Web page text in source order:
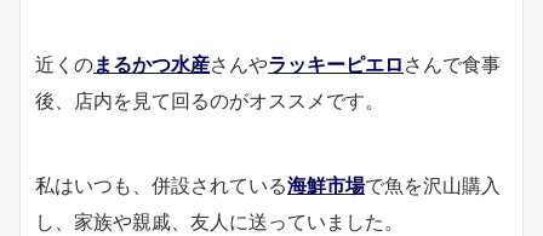
近くのまるかつ水産さんやラッキーピエロ さんで食事
後、店内を見て回るのがオススメです。
私はいつも、併設されている海鮮市場で魚を沢山購入
し、家族や親戚、友人に送っていました。